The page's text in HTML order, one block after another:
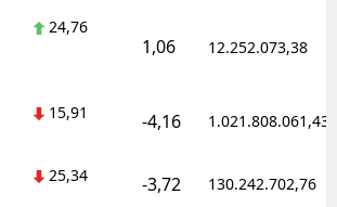
24,76
1,06 12.252.073,38
15,91 -4,16 1.021.808.061,43
25,34 -3,72 130.242.702,76